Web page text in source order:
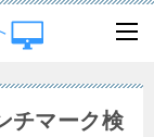
チマーク検